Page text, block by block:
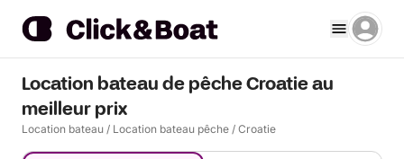
Location bateau de pêche Croatie au
meilleur prix
Location bateau / Location bateau pêche / Croatie